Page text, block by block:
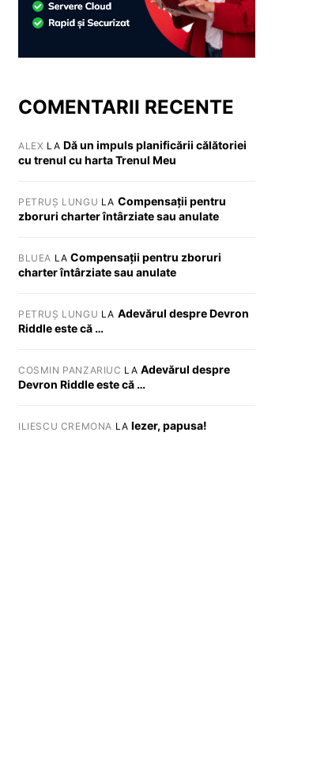
COMENTARII RECENTE
ALEX LA Dă un impuls planificării călătoriei
cu trenul cu harta Trenul Meu
PETRUȘ LUNGU LA Compensații pentru
zboruri charter întârziate sau anulate
BLUEA LACompensații pentru zboruri
charter întârziate sau anulate
PETRUȘ LUNGU LA Adevărul despre Devron
Riddle este că …
COSMIN PANZARIUC LA Adevărul despre
Devron Riddle este că …
ILIESCU CREMONA LA Iezer, papusa!